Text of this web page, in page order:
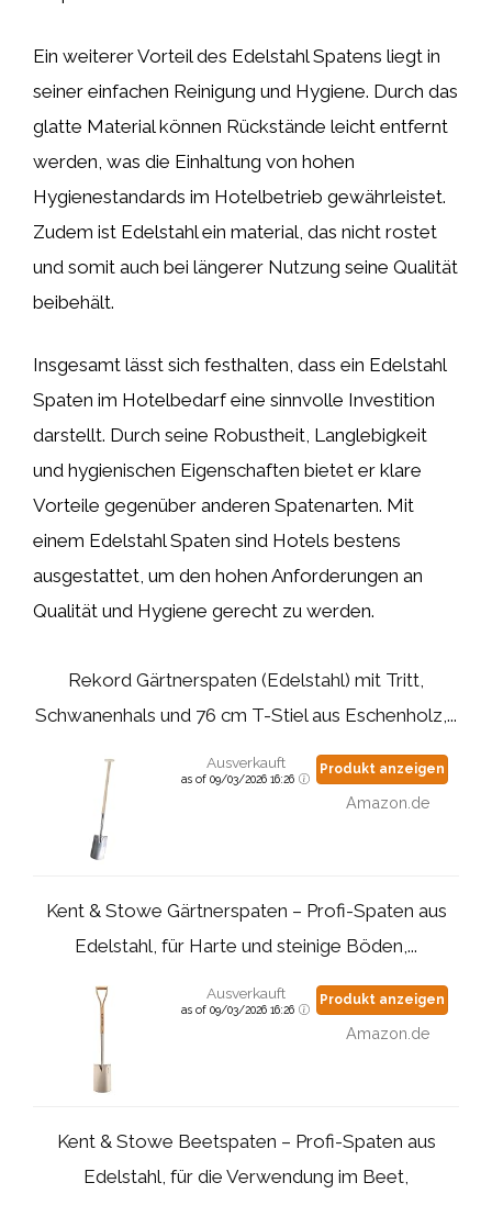
Ein weiterer Vorteil des Edelstahl Spatens liegt in
seiner einfachen Reinigung und Hygiene. Durch das
glatte Material können Rückstände leicht entfernt
werden, was die Einhaltung von hohen
Hygienestandards im Hotelbetrieb gewährleistet.
Zudem ist Edelstahl ein material, das nicht rostet
und somit auch bei längerer Nutzung seine Qualität
beibehält.
Insgesamt lässt sich festhalten, dass ein Edelstahl
Spaten im Hotelbedarf eine sinnvolle Investition
darstellt. Durch seine Robustheit, Langlebigkeit
und hygienischen Eigenschaften bietet er klare
Vorteile gegenüber anderen Spatenarten. Mit
einem Edelstahl Spaten sind Hotels bestens
ausgestattet, um den hohen Anforderungen an
Qualität und Hygiene gerecht zu werden.
Rekord Gärtnerspaten (Edelstahl) mit Tritt,
Schwanenhals und 76 cm T-Stiel aus Eschenholz,...
Ausverkauft
as of 09/03/2026 16:26
Produkt anzeigen
Amazon.de
Kent & Stowe Gärtnerspaten – Profi-Spaten aus
Edelstahl, für Harte und steinige Böden,...
Ausverkauft
as of 09/03/2026 16:26
Produkt anzeigen
Amazon.de
Kent & Stowe Beetspaten – Profi-Spaten aus
Edelstahl, für die Verwendung im Beet,